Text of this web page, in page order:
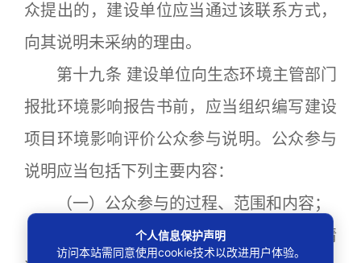
众提出的，建设单位应当通过该联系方式，
向其说明未采纳的理由。
第十九条 建设单位向生态环境主管部门
报批环境影响报告书前，应当组织编写建设
项目环境影响评价公众参与说明。公众参与
说明应当包括下列主要内容：
（一）公众参与的过程、范围和内容；
（二）公众意见收集整理和归纳分析情
个人信息保护声明
访问本站需同意使用cookie技术以改进用户体验。